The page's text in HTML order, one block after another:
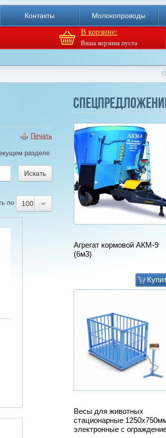
Контакты Молокопроводы
В корзине:
Ваша корзина пуста
Агрегат кормовой АКМ-9
(6м3)
Весы для животных
стационарные
электронные с
Печать
разделе
по 100